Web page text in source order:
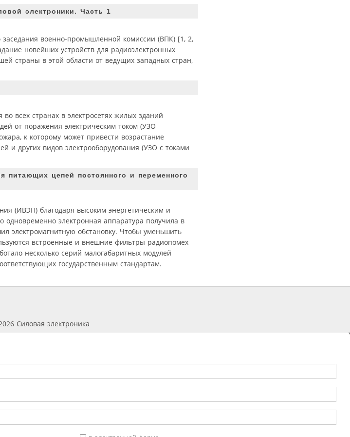
электроники. Часть 1
военно-промышленной комиссии (ВПК) [1, 2,
новейших устройств для радиоэлектронных
страны в этой области от ведущих западных стран,
всех странах в электросетях жилых зданий
от поражения электрическим током (УЗО
к которому может привести возрастание
и других видов электрооборудования (УЗО с токами
цепей постоянного и переменного
(ИВЭП) благодаря высоким энергетическим и
электронная аппаратура получила в
электромагнитную обстановку. Чтобы уменьшить
встроенные и внешние фильтры радиопомех
несколько серий малогабаритных модулей
государственным стандартам.
Силовая электроника